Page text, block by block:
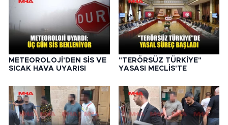
METEOROLOJİ'DEN SİS VE
SICAK HAVA UYARISI
"TERÖRSÜZ TÜRKİYE"
YASASI MECLİS'TE